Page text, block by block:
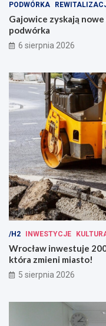
PODWÓRKA
Gajowice zyskają
podwórka
6 sierpnia 2026
/H2 INWESTYCJE
Wrocław inwestuje
która zmieni miasto!
5 sierpnia 2026